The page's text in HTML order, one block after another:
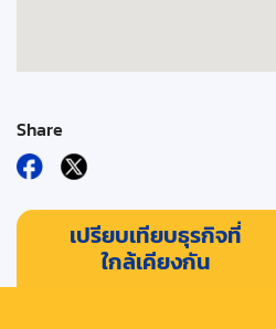
Share
เปรียบเทียบธุรกิจที่
ใกล้เคียงกัน